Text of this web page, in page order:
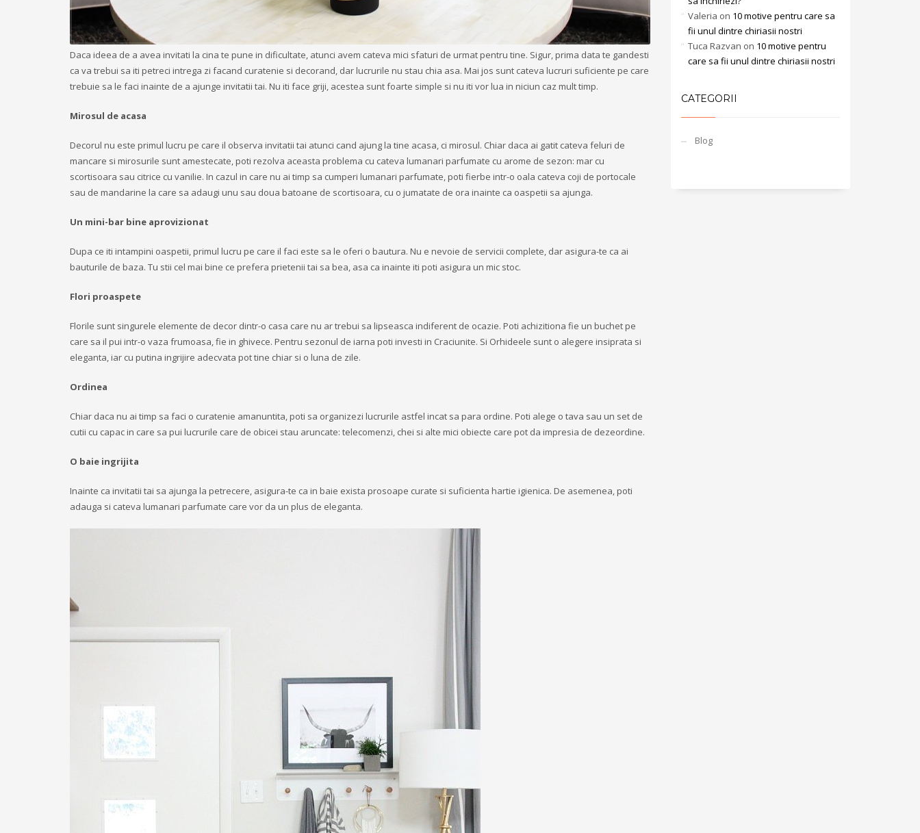
Daca ideea de a avea invitati la cina te pune in dificultate, atunci avem cateva mici sfaturi de urmat pentru tine. Sigur, prima data te gandesti
ca va trebui sa iti petreci intrega zi facand curatenie si decorand, dar lucrurile nu stau chia asa. Mai jos sunt cateva lucruri suficiente pe care
trebuie sa le faci inainte de a ajunge invitatii tai. Nu iti face griji, acestea sunt foarte simple si nu iti vor lua in niciun caz mult timp.
Mirosul de acasa
Decorul nu este primul lucru pe care il observa invitatii tai atunci cand ajung la tine acasa, ci mirosul. Chiar daca ai gatit cateva feluri de
mancare si mirosurile sunt amestecate, poti rezolva aceasta problema cu cateva lumanari parfumate cu arome de sezon: mar cu
scortisoara sau citrice cu vanilie. In cazul in care nu ai timp sa cumperi lumanari parfumate, poti fierbe intr-o oala cateva coji de portocale
sau de mandarine la care sa adaugi unu sau doua batoane de scortisoara, cu o jumatate de ora inainte ca oaspetii sa ajunga.
Un mini-bar bine aprovizionat
Dupa ce iti intampini oaspetii, primul lucru pe care il faci este sa le oferi o bautura. Nu e nevoie de servicii complete, dar asigura-te ca ai
bauturile de baza. Tu stii cel mai bine ce prefera prietenii tai sa bea, asa ca inainte iti poti asigura un mic stoc.
Flori proaspete
Florile sunt singurele elemente de decor dintr-o casa care nu ar trebui sa lipseasca indiferent de ocazie. Poti achizitiona fie un buchet pe
care sa il pui intr-o vaza frumoasa, fie in ghivece. Pentru sezonul de iarna poti investi in Craciunite. Si Orhideele sunt o alegere insiprata si
eleganta, iar cu putina ingrijire adecvata pot tine chiar si o luna de zile.
Ordinea
Chiar daca nu ai timp sa faci o curatenie amanuntita, poti sa organizezi lucrurile astfel incat sa para ordine. Poti alege o tava sau un set de
cutii cu capac in care sa pui lucrurile care de obicei stau aruncate: telecomenzi, chei si alte mici obiecte care pot da impresia de dezeordine.
O baie ingrijita
Inainte ca invitatii tai sa ajunga la petrecere, asigura-te ca in baie exista prosoape curate si suficienta hartie igienica. De asemenea, poti
adauga si cateva lumanari parfumate care vor da un plus de eleganta.
Valeria on 10 motive pentru care sa
fii unul dintre chiriasii nostri
Tuca Razvan on 10 motive pentru
care sa fii unul dintre chiriasii nostri
CATEGORII
Blog